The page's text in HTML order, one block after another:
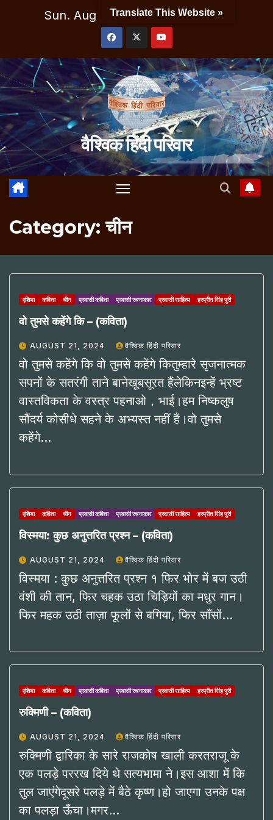
Sun. Aug 9th, 2026 10:24:38 AM
वैश्विक हिंदी परिवार
Category:चीन
एशिया कविता चीन प्रवासी कविता प्रवासी रचनाकार प्रवासी साहित्य हरप्रीत सिंह पुरी
वो तुमसे कहेंगे कि – (कविता)
AUGUST 21, 2024 वैश्विक हिंदी परिवार
वो तुमसे कहेंगे कि वो तुमसे कहेंगे कितुम्हारे सृजनात्मक
सपनों के सतरंगी ताने बानेखूबसूरत हैंलेकिनइन्हें भ्रष्ट
वास्तविकता के वस्त्र पहनाओ，भाई।हम निष्कलुष
सौंदर्य कोसीधे सहने के अभ्यस्त नहीं हैं।वो तुमसे
कहेंगे…
एशिया कविता चीन प्रवासी कविता प्रवासी रचनाकार प्रवासी साहित्य हरप्रीत सिंह पुरी
विस्मया: कुछ अनुत्तरित प्रश्न – (कविता)
AUGUST 21, 2024 वैश्विक हिंदी परिवार
विस्मया : कुछ अनुत्तरित प्रश्न १ फिर भोर में बज उठी
वंशी की तान, फिर चहक उठा चिड़ियों का मधुर गान।
फिर महक उठी ताज़ा फूलों से बगिया, फिर साँसों…
एशिया कविता चीन प्रवासी कविता प्रवासी रचनाकार प्रवासी साहित्य हरप्रीत सिंह पुरी
रुक्मिणी – (कविता)
AUGUST 21, 2024 वैश्विक हिंदी परिवार
रुक्मिणी द्वारिका के सारे राजकोष खाली करतराजू के
एक पलड़े पररख दिये थे सत्यभामा ने।इस आशा में कि
तुल जाएंगेदूसरे पलड़े में बैठे कृष्ण।हो जाएगा उनके पक्ष
का पलड़ा ऊँचा।मगर…
Translate This Website »